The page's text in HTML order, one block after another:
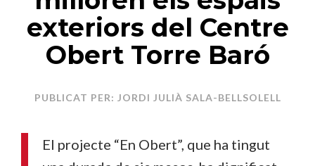
exteriors del Centre
Obert Torre Baró
PUBLICAT PER: JORDI JULIÀ SALA-BELLSOLELL
El projecte “En Obert”, que ha tingut